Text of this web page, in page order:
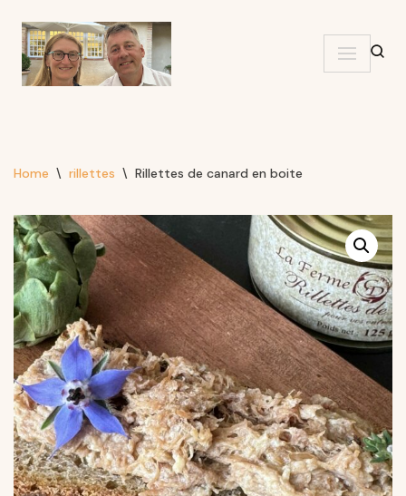
Skip
to
content
Home \ rillettes \ Rillettes de canard en boite